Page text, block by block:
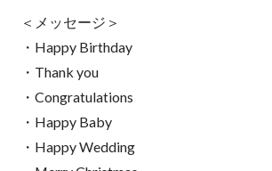
＜メッセージ＞
・Happy Birthday
・Thank you
・Congratulations
・Happy Baby
・Happy Wedding